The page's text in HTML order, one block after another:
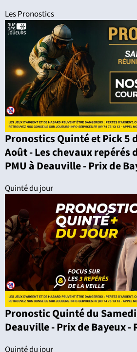
Les Pronostics
Pronostics Quinté et Pick 5
Août - Les chevaux repérés
PMU à Deauville - Prix de
Quinté du jour
Pronostic Quinté du
Deauville - Prix de Bayeux -
Quinté du jour